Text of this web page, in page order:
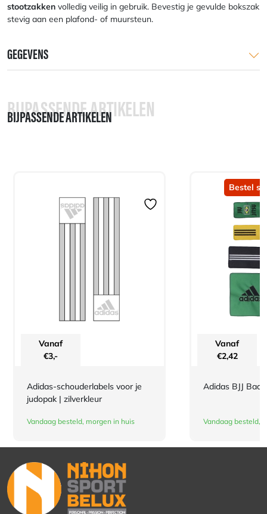
stootzakken volledig veilig in gebruik. Bevestig je gevulde bokszak
stevig aan een plafond- of muursteun.
GEGEVENS
BIJPASSENDE ARTIKELEN
BIJPASSENDE ARTIKELEN
Vanaf
€3,-
Adidas-schouderlabels voor je
judopak | zilverkleur
Vandaag besteld, morgen in huis
Bestel
Vanaf
€2,42
Adidas BJJ
Vandaag besteld,